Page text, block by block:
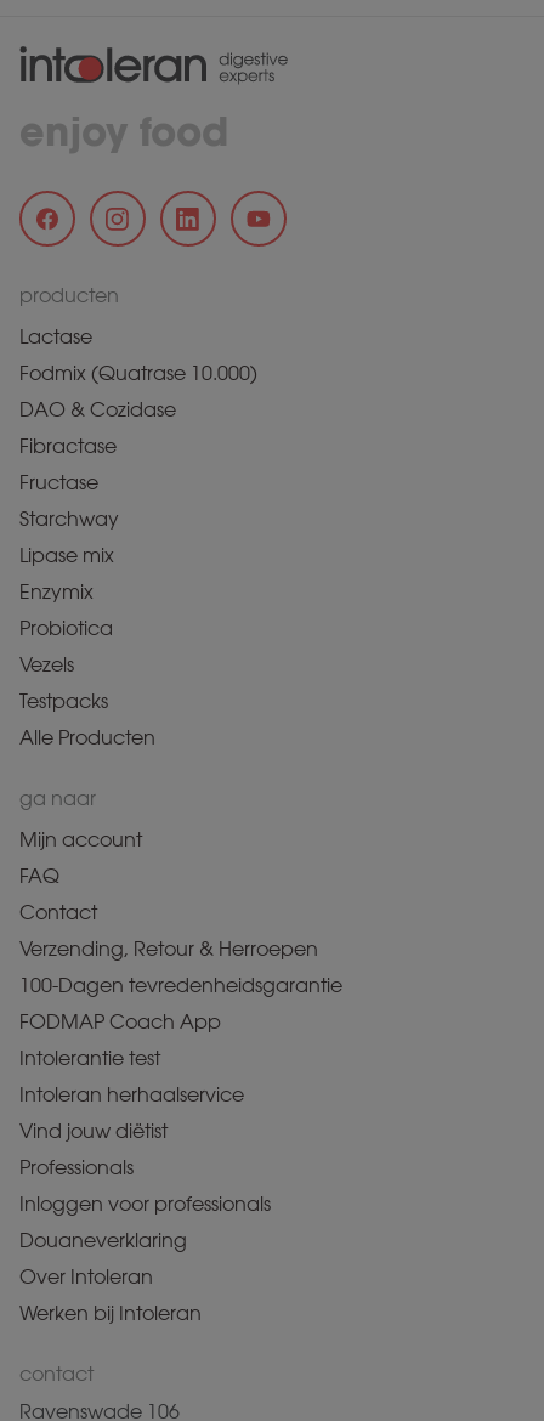
enjoy food
producten
Lactase
Fodmix (Quatrase 10.000)
DAO & Cozidase
Fibractase
Fructase
Starchway
Lipase mix
Enzymix
Probiotica
Vezels
Testpacks
Alle Producten
ga naar
Mijn account
FAQ
Contact
Verzending, Retour & Herroepen
100-Dagen tevredenheidsgarantie
FODMAP Coach App
Intolerantie test
Intoleran herhaalservice
Vind jouw diëtist
Professionals
Inloggen voor professionals
Douaneverklaring
Over Intoleran
Werken bij Intoleran
contact
Ravenswade 106